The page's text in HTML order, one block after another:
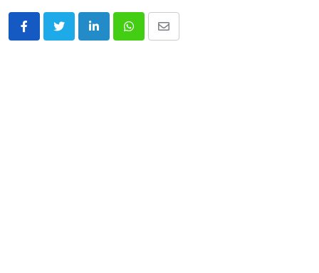
LinkedInWhatsappShare